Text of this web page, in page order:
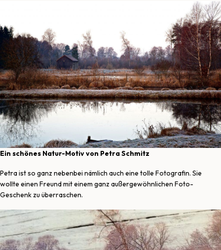
Ein schönes Natur-Motiv von Petra Schmitz
Petra ist so ganz nebenbei nämlich auch eine tolle Fotografin. Sie
wollte einen Freund mit einem ganz außergewöhnlichen Foto-
Geschenk zu überraschen.